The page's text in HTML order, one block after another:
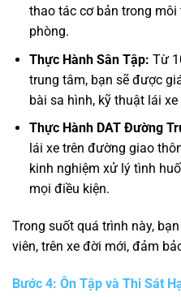
thao tác cơ bản trong
phòng.
Thực Hành Sân Tập: Từ
trung tâm, bạn sẽ được
bài sa hình, kỹ thuật lái xe
Thực Hành DAT Đường
lái xe trên đường giao
kinh nghiệm xử lý tình
mọi điều kiện.
Trong suốt quá trình này,
viên, trên xe đời mới, đảm
Bước 4: Ôn Tập và Thi Sát